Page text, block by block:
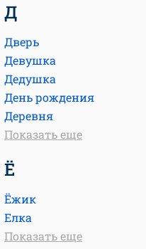
Д
Дверь
Девушка
Дедушка
День рождения
Деревня
Показать еще
Ё
Ёжик
Елка
Показать еще